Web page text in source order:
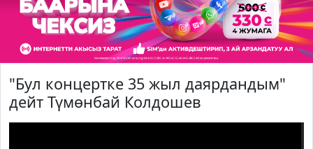
"Бул концертке 35 жыл даярдандым"
дейт Түмөнбай Колдошев